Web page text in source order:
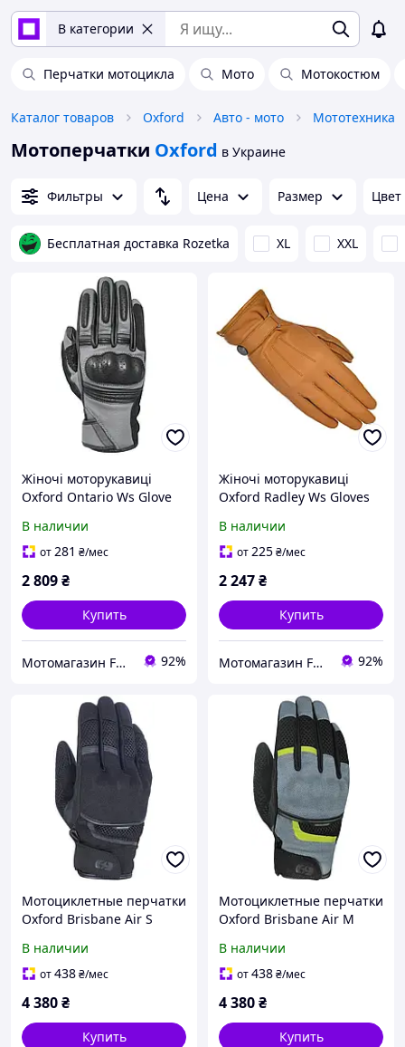
В категории
Перчатки мотоцикла Мото Мотокостюм
Каталог товаров Oxford Авто - мото Мототехника
Мотоперчатки Oxford в Украине
Фильтры Цена Размер Цвет
Бесплатная доставка Rozetka XL XXL
Жіночі моторукавиці
Oxford Ontario Ws Glove
В наличии
от281 ₴/мес
2 809₴
Купить
Мотомагазин FREERIDER 92%
Жіночі моторукавиці
Oxford Radley Ws Gloves
В наличии
от225₴/мес
2 247₴
Купить
Мотомагазин FREERIDER 92%
Мотоциклетные перчатки
Oxford Brisbane Air S
В наличии
от438₴/мес
4 380₴
Купить
Мотоциклетные перчатки
Oxford Brisbane Air M
флюо
В наличии
от438₴/мес
4 380₴
Купить